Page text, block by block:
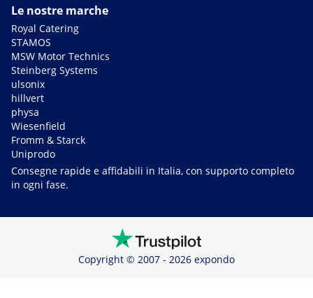
Le nostre marche
Royal Catering
STAMOS
MSW Motor Technics
Steinberg Systems
ulsonix
hillvert
physa
Wiesenfield
Fromm & Starck
Uniprodo
Consegne rapide e affidabili in Italia, con supporto completo
in ogni fase.
Copyright © 2007 - 2026 expondo